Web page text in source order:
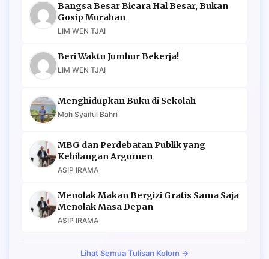
Bangsa Besar Bicara Hal Besar, Bukan
Gosip Murahan
LIM WEN TJAI
Beri Waktu Jumhur Bekerja!
LIM WEN TJAI
Menghidupkan Buku di Sekolah
Moh Syaiful Bahri
MBG dan Perdebatan Publik yang
Kehilangan Argumen
ASIP IRAMA
Menolak Makan Bergizi Gratis Sama Saja
Menolak Masa Depan
ASIP IRAMA
Lihat Semua Tulisan Kolom →